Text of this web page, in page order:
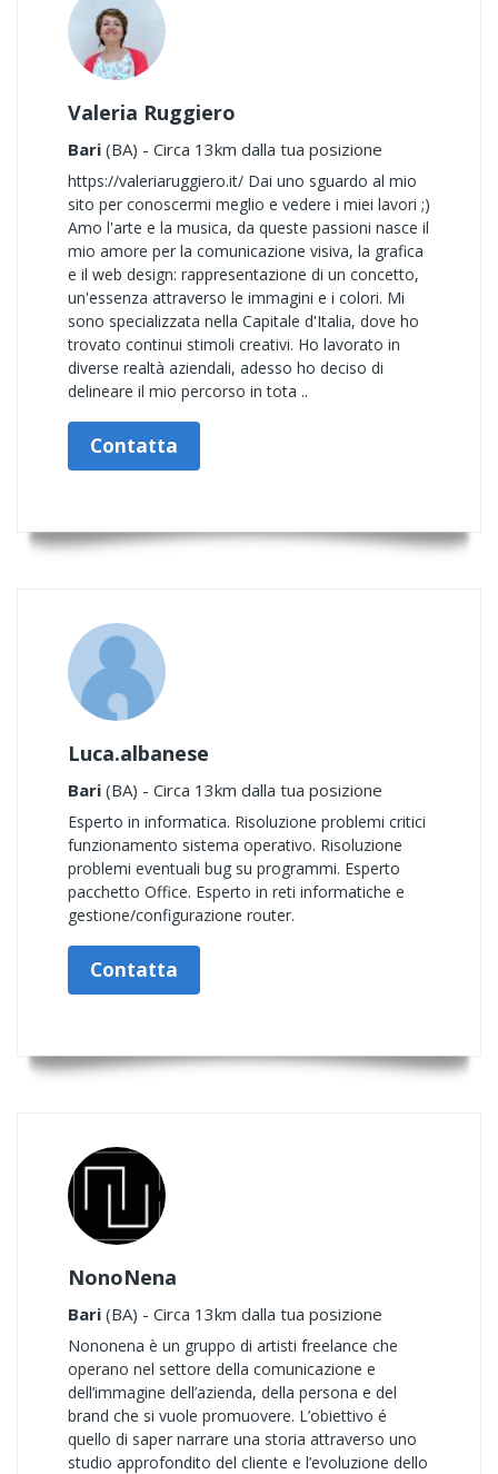
Valeria Ruggiero
Bari (BA) - Circa 13km dalla tua posizione
https://valeriaruggiero.it/ Dai uno sguardo al mio
sito per conoscermi meglio e vedere i miei lavori ;)
Amo l'arte e la musica, da queste passioni nasce il
mio amore per la comunicazione visiva, la grafica
e il web design: rappresentazione di un concetto,
un'essenza attraverso le immagini e i colori. Mi
sono specializzata nella Capitale d'Italia, dove ho
trovato continui stimoli creativi. Ho lavorato in
diverse realtà aziendali, adesso ho deciso di
delineare il mio percorso in tota ..
Contatta
Luca.albanese
Bari (BA) - Circa 13km dalla tua posizione
Esperto in informatica. Risoluzione problemi critici
funzionamento sistema operativo. Risoluzione
problemi eventuali bug su programmi. Esperto
pacchetto Office. Esperto in reti informatiche e
gestione/configurazione router.
Contatta
NonoNena
Bari (BA) - Circa 13km dalla tua posizione
Nononena è un gruppo di artisti freelance che
operano nel settore della comunicazione e
dell’immagine dell’azienda, della persona e del
brand che si vuole promuovere. L’obiettivo é
quello di saper narrare una storia attraverso uno
studio approfondito del cliente e l’evoluzione dello